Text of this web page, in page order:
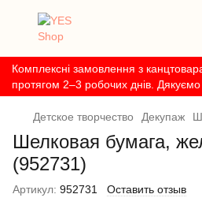
Комплексні замовлення з
протягом 2–3 робочих днів. Дякуємо
Детское творчество Декупаж
Шелковая бумага,
(952731)
Артикул: 952731 Оставить отзыв